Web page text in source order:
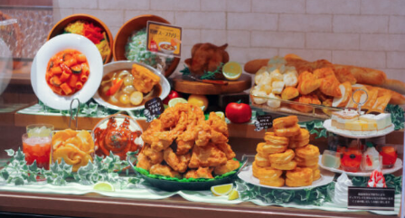
働きかた
考えかた
ブランディング
クリエイティブ
ブランドサイト
ブランディング
採用サイト
コーポレートサイト
WEBデザイン
UI・UX 設計
福利厚生
考えかた
グルメ
社内の取り組み
社内の取り組み一覧
イベント
PP
考えかた